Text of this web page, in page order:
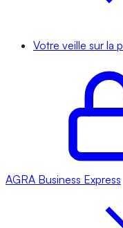
Votre veille sur la
AGRA Business Express